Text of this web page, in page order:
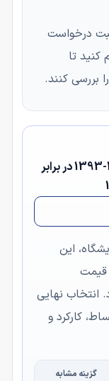
درخواست
کنید تا
بررسی کنند.
جیلی Emgrand 7 اتوماتیک مدل 2014-1393 در برابر
این
قیمت
انتخاب نهایی
کارکرد و
گزینه مشابه